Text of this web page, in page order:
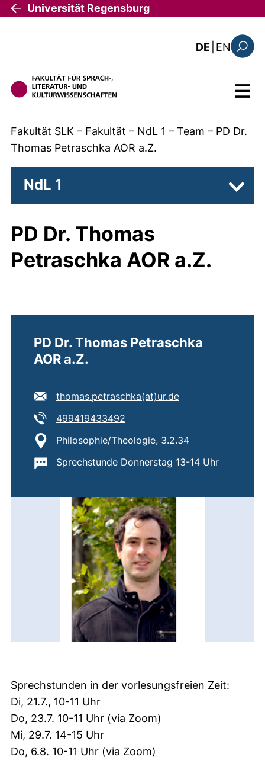
Direkt zum Inhalt
Universität Regensburg
DE EN: this
Menü
Fakultät SLK – Fakultät – NdL 1 – Team – PD Dr.
Thomas Petraschka AOR a.Z.
NdL 1
PD Dr. Thomas
Petraschka AOR a.Z.
PD Dr. Thomas Petraschka
AOR a.Z.
E-Mail Adresse:
thomas.petraschka​(at)​ur.de(öffnet Ihr E-Mail-
Tel:
499419433492
Standort:
Philosophie/Theologie, 3.2.34
Wichtige Informationen:
Sprechstunde Donnerstag 13-14 Uhr
Sprechstunden in der vorlesungsfreien Zeit:
Di, 21.7., 10-11 Uhr
Do, 23.7. 10-11 Uhr (via Zoom)
Mi, 29.7. 14-15 Uhr
Do, 6.8. 10-11 Uhr (via Zoom)